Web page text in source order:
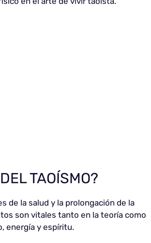
TAOÍSMO?
de la salud y la prolongación de la
son vitales tanto en la teoría como
energía y espíritu.